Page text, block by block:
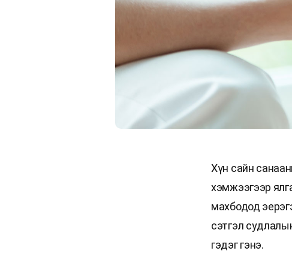
Хүн сайн
хэмжээгээр
махбодод
сэтгэл
гэдэг гэнэ.